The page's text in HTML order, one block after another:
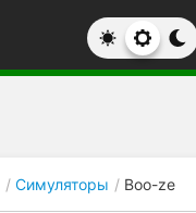
Симуляторы Boo-ze